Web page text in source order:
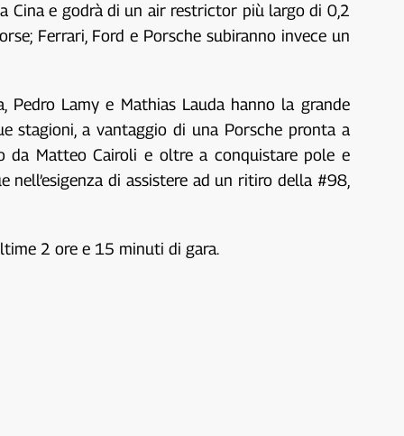
Cina e godrà di un air restrictor più largo di 0,2
Ferrari, Ford e Porsche subiranno invece un
Pedro Lamy e Mathias Lauda hanno la grande
stagioni, a vantaggio di una Porsche pronta a
da Matteo Cairoli e oltre a conquistare pole e
di assistere ad un ritiro della #98,
2 ore e 15 minuti di gara.